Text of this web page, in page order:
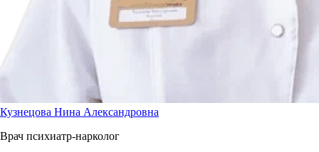
Кузнецова Нина Александровна
Врач психиатр-нарколог